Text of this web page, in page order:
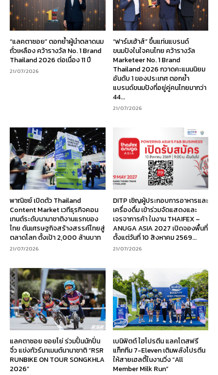
“แลคตาซอย” ตอกย้ำผู้นำตลาดนม
ถั่วเหลือง คว้ารางวัล No. 1 Brand
Thailand 2026 ต่อเนื่อง 11 ปี
21/07/2026
“ฟาร์มเฮ้าส์” ขึ้นแท่นแบรนด์
ขนมปังในใจคนไทย คว้ารางวัล
Marketeer No. 1 Brand
Thailand 2026 กวาดคะแนนนิยม
อันดับ 1 ของประเทศ ตอกย้ำ
แบรนด์ขนมปังที่อยู่คู่คนไทยมากว่า
44...
21/07/2026
พาณิชย์ เปิดตัว Thailand
Content Market เวทีธุรกิจคอน
เทนต์ระดับนานาชาติงานแรกของ
ไทย ดันเศรษฐกิจสร้างสรรค์ไทยสู่
ตลาดโลก ตั้งเป้า 2,000 ล้านบาท
21/07/2026
DITP เชิญผู้ประกอบการอาหารและ
เครื่องดื่ม เข้าร่วมจัดแสดงและ
เจรจาการค้า ในงาน THAIFEX –
ANUGA ASIA 2027 เปิดจองพื้นที่
ตั้งแต่วันที่ 10 สิงหาคม 2569...
21/07/2026
แลคตาซอย ซอยโย่ ร่วมปั้นนักปั่น
จิ๋ว แข่งทัวร์นาเมนต์นานาชาติ “RSR
RUNBIKE ON TOUR SONGKHLA
2026”
เบนิฟิตต์ ไฮโปรตีน แลคโตสฟรี
แท็กทีม 7-Eleven เติมพลังโปรตีน
ให้สายเฮลตี้ในงานวิ่ง “All
Member Milk Run”